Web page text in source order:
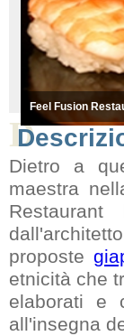
Feel Fusion
D
Dietro a
maestra
proposte
etnicità che
elaborati e
all'insegna